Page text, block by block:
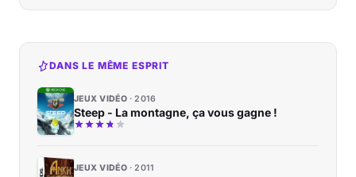
DANS LE MÊME ESPRIT
JEUX VIDÉO 2016
Steep - La montagne, ça vous gagne !
JEUX VIDÉO 2011